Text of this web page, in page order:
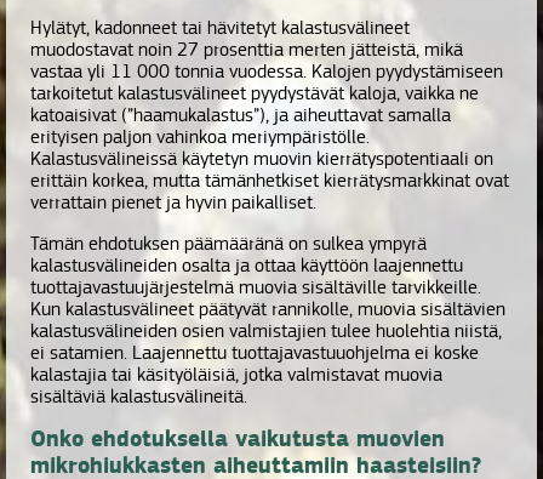
Hylätyt, kadonneet tai hävitetyt kalastusvälineet
muodostavat noin 27 prosenttia merten jätteistä, mikä
vastaa yli 11 000 tonnia vuodessa. Kalojen pyydystämiseen
tarkoitetut kalastusvälineet pyydystävät kaloja, vaikka ne
katoaisivat (”haamukalastus”), ja aiheuttavat samalla
erityisen paljon vahinkoa meriympäristölle.
Kalastusvälineissä käytetyn muovin kierrätyspotentiaali on
erittäin korkea, mutta tämänhetkiset kierrätysmarkkinat ovat
verrattain pienet ja hyvin paikalliset.
Tämän ehdotuksen päämääränä on sulkea ympyrä
kalastusvälineiden osalta ja ottaa käyttöön laajennettu
tuottajavastuujärjestelmä muovia sisältäville tarvikkeille.
Kun kalastusvälineet päätyvät rannikolle, muovia sisältävien
kalastusvälineiden osien valmistajien tulee huolehtia niistä,
ei satamien. Laajennettu tuottajavastuuohjelma ei koske
kalastajia tai käsityöläisiä, jotka valmistavat muovia
sisältäviä kalastusvälineitä.
Onko ehdotuksella vaikutusta muovien
mikrohiukkasten aiheuttamiin haasteisiin?